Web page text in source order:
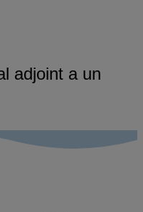
adjoint a un